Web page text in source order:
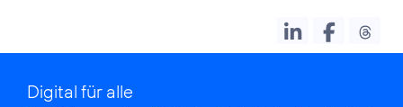
Digital für alle